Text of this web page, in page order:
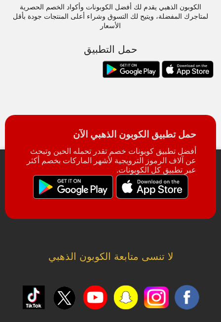
الكوبون الذهبي يقدم لك أفضل الكوبونات وأكواد الخصم الحصرية
لمتاجرك المفضلة، ويتيح لك التسوق وشراء أعلى المنتجات جودة بأقل
الأسعار
حمل التطبيق
حمل تطبيق الكوبون الذهبي الآن
أفضل تطبيق كوبونات خصم تقدر تحمله الحين وتبحث
عن آلاف الرموز الترويجية لأشهر الماركات بخصم أكثر
عبر تطبيق كل الكوبونات.
لا تنسى متابعة الكوبون الذهبي